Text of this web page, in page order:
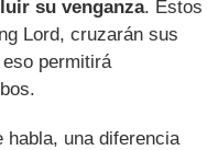
su venganza. Estos
Lord, cruzarán sus
permitirá
habla, una diferencia